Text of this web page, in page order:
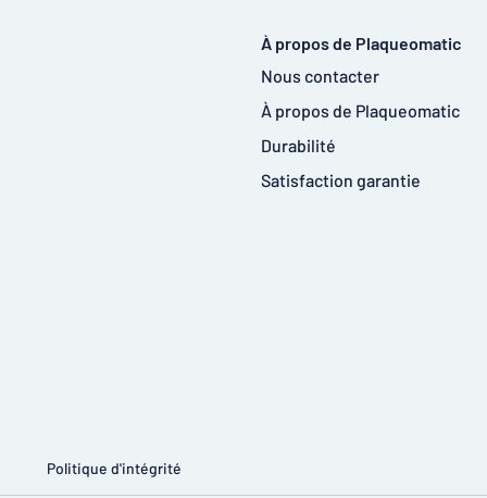
À propos de Plaqueomatic
Nous contacter
À propos de Plaqueomatic
Durabilité
Satisfaction garantie
Politique d'intégrité